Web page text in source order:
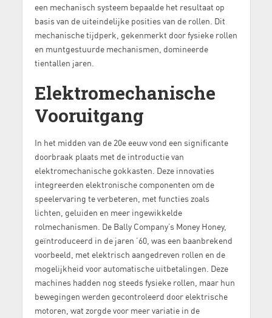
een mechanisch systeem bepaalde het resultaat op
basis van de uiteindelijke posities van de rollen. Dit
mechanische tijdperk, gekenmerkt door fysieke rollen
en muntgestuurde mechanismen, domineerde
tientallen jaren.
Elektromechanische
Vooruitgang
In het midden van de 20e eeuw vond een significante
doorbraak plaats met de introductie van
elektromechanische gokkasten. Deze innovaties
integreerden elektronische componenten om de
speelervaring te verbeteren, met functies zoals
lichten, geluiden en meer ingewikkelde
rolmechanismen. De Bally Company’s Money Honey,
geïntroduceerd in de jaren ’60, was een baanbrekend
voorbeeld, met elektrisch aangedreven rollen en de
mogelijkheid voor automatische uitbetalingen. Deze
machines hadden nog steeds fysieke rollen, maar hun
bewegingen werden gecontroleerd door elektrische
motoren, wat zorgde voor meer variatie in de